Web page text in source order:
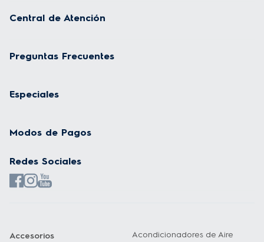
Central de Atención
Preguntas Frecuentes
Especiales
Modos de Pagos
Redes Sociales
Accesorios
Acondicionadores de Aire